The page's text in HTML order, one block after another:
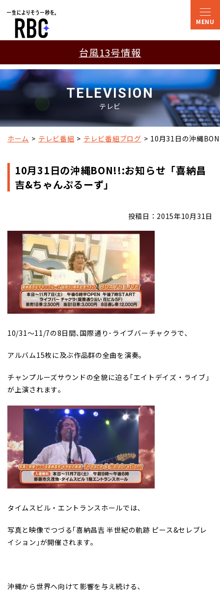
台風13号情報
TELEVISION
テレビ
ホーム テレビ番組 テレビ番組ブログ 10月31日の沖縄
10月31日の沖縄BON!!:お知らせ「喜納昌
吉&ちゃんぷるーず」
投稿日：2015年10月31日
10/31～11/7の8日間､国際通り･ライブバーチャクラで､
アルバム15枚に及ぶ作品群の全曲を演奏｡
チャンプルーズサウンドの全貌に迫る｢エイトデイズ・ライブ｣
が上演されます｡
タイムスビル・エントランスホールでは､
写真と映像でつづる｢喜納昌吉 半世紀の軌跡 ピース&セレブレ
イション｣が開催されます｡
沖縄から世界へ向けて影響を与え続ける､